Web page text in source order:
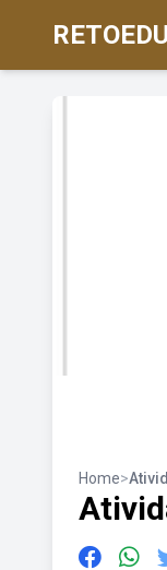
RETOEDU
Home>